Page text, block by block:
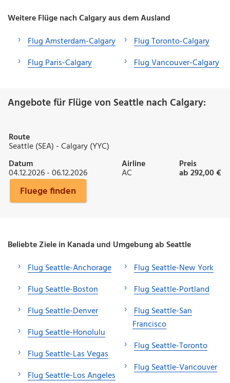
Weitere Flüge nach Calgary aus dem Ausland
Flug Amsterdam-Calgary
Flug Paris-Calgary
Flug Toronto-Calgary
Flug Vancouver-Calgary
Angebote für Flüge von Seattle nach Calgary:
Route
Seattle (SEA) - Calgary (YYC)
Datum
04.12.2026 - 06.12.2026
Airline
AC
Preis
ab 292,00 €
Fluege finden
Beliebte Ziele in Kanada und Umgebung ab Seattle
Flug Seattle-Anchorage
Flug Seattle-Boston
Flug Seattle-Denver
Flug Seattle-Honolulu
Flug Seattle-Las Vegas
Flug Seattle-Los Angeles
Flug Seattle-New York
Flug Seattle-Portland
Flug Seattle-San
Francisco
Flug Seattle-Toronto
Flug Seattle-Vancouver